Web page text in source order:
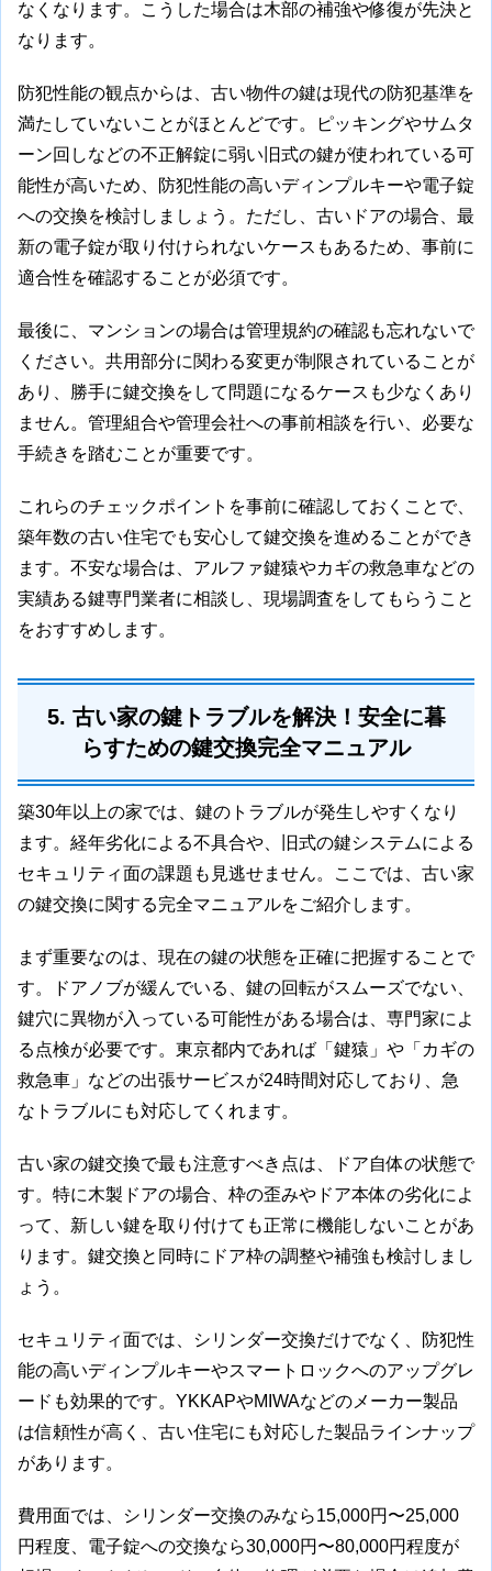
なくなります。こうした場合は木部の補強や修復が先決と
なります。
防犯性能の観点からは、古い物件の鍵は現代の防犯基準を
満たしていないことがほとんどです。ピッキングやサムタ
ーン回しなどの不正解錠に弱い旧式の鍵が使われている可
能性が高いため、防犯性能の高いディンプルキーや電子錠
への交換を検討しましょう。ただし、古いドアの場合、最
新の電子錠が取り付けられないケースもあるため、事前に
適合性を確認することが必須です。
最後に、マンションの場合は管理規約の確認も忘れないで
ください。共用部分に関わる変更が制限されていることが
あり、勝手に鍵交換をして問題になるケースも少なくあり
ません。管理組合や管理会社への事前相談を行い、必要な
手続きを踏むことが重要です。
これらのチェックポイントを事前に確認しておくことで、
築年数の古い住宅でも安心して鍵交換を進めることができ
ます。不安な場合は、アルファ鍵猿やカギの救急車などの
実績ある鍵専門業者に相談し、現場調査をしてもらうこと
をおすすめします。
5. 古い家の鍵トラブルを解決！安全に暮
らすための鍵交換完全マニュアル
築30年以上の家では、鍵のトラブルが発生しやすくなり
ます。経年劣化による不具合や、旧式の鍵システムによる
セキュリティ面の課題も見逃せません。ここでは、古い家
の鍵交換に関する完全マニュアルをご紹介します。
まず重要なのは、現在の鍵の状態を正確に把握することで
す。ドアノブが緩んでいる、鍵の回転がスムーズでない、
鍵穴に異物が入っている可能性がある場合は、専門家によ
る点検が必要です。東京都内であれば「鍵猿」や「カギの
救急車」などの出張サービスが24時間対応しており、急
なトラブルにも対応してくれます。
古い家の鍵交換で最も注意すべき点は、ドア自体の状態で
す。特に木製ドアの場合、枠の歪みやドア本体の劣化によ
って、新しい鍵を取り付けても正常に機能しないことがあ
ります。鍵交換と同時にドア枠の調整や補強も検討しまし
ょう。
セキュリティ面では、シリンダー交換だけでなく、防犯性
能の高いディンプルキーやスマートロックへのアップグレ
ードも効果的です。YKKAPやMIWAなどのメーカー製品
は信頼性が高く、古い住宅にも対応した製品ラインナップ
があります。
費用面では、シリンダー交換のみなら15,000円〜25,000
円程度、電子錠への交換なら30,000円〜80,000円程度が